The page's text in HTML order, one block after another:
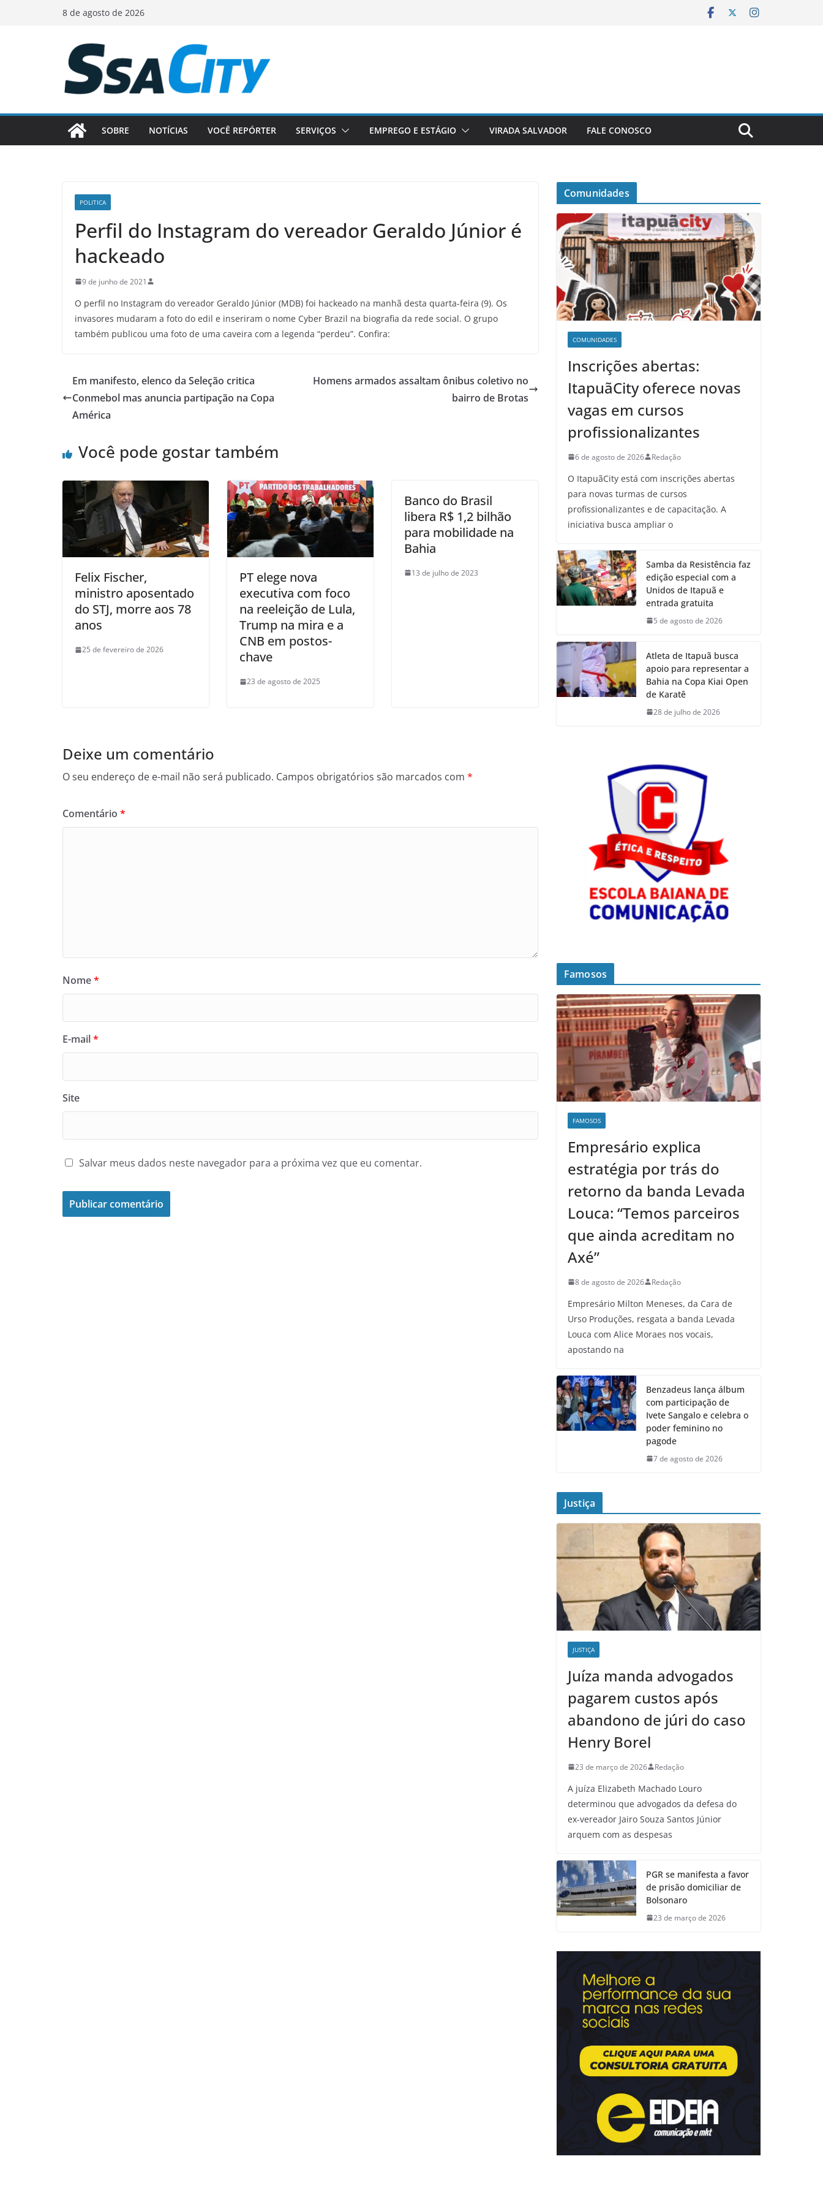
8 de agosto de 2026
SOBRE NOTÍCIAS VOCÊ REPÓRTER SERVIÇOS EMPREGO E ESTÁGIO VIRADA SALVADOR FALE CONOSCO
POLITICA
Perfil do Instagram do vereador Geraldo Júnior é
hackeado
9 de junho de 2021
O perfil no Instagram do vereador Geraldo Júnior (MDB) foi hackeado na manhã desta quarta-feira (9). Os
invasores mudaram a foto do edil e inseriram o nome Cyber Brazil na biografia da rede social. O grupo
também publicou uma foto de uma caveira com a legenda “perdeu”. Confira:
Em manifesto, elenco da Seleção critica
Conmebol mas anuncia partipação na Copa
América
Homens armados assaltam ônibus coletivo no
bairro de Brotas
Você pode gostar também
Felix Fischer,
ministro aposentado
do STJ, morre aos 78
anos
25 de fevereiro de 2026
PT elege nova
executiva com foco
na reeleição de Lula,
Trump na mira e a
CNB em postos-
chave
23 de agosto de 2025
Banco do Brasil
libera R$ 1,2 bilhão
para mobilidade na
Bahia
13 de julho de 2023
Deixe um comentário
O seu endereço de e-mail não será publicado. Campos obrigatórios são marcados com *
Comentário *
Nome*
E-mail*
Site
Salvar meus dados neste navegador para a próxima vez que eu comentar.
Comunidades
COMUNIDADES
Inscrições abertas:
ItapuãCity oferece novas
vagas em cursos
profissionalizantes
6 de agosto de 2026 Redação
O ItapuãCity está com inscrições abertas
para novas turmas de cursos
profissionalizantes e de capacitação. A
iniciativa busca ampliar o
Samba da Resistência faz
edição especial com a
Unidos de Itapuã e
entrada gratuita
5 de agosto de 2026
Atleta de Itapuã busca
apoio para representar a
Bahia na Copa Kiai Open
de Karatê
28 de julho de 2026
Famosos
FAMOSOS
Empresário explica
estratégia por trás do
retorno da banda Levada
Louca: “Temos parceiros
que ainda acreditam no
Axé”
8 de agosto de 2026 Redação
Empresário Milton Meneses, da Cara de
Urso Produções, resgata a banda Levada
Louca com Alice Moraes nos vocais,
apostando na
Benzadeus lança álbum
com participação de
Ivete Sangalo e celebra o
poder feminino no
pagode
7 de agosto de 2026
Justiça
JUSTIÇA
Juíza manda advogados
pagarem custos após
abandono de júri do caso
Henry Borel
23 de março de 2026 Redação
A juíza Elizabeth Machado Louro
determinou que advogados da defesa do
ex-vereador Jairo Souza Santos Júnior
arquem com as despesas
PGR se manifesta a favor
de prisão domiciliar de
Bolsonaro
23 de março de 2026